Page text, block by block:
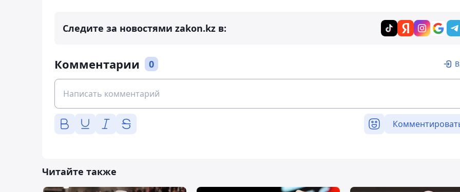
Следите за новостями zakon.kz в:
Комментарии 0
Читайте также